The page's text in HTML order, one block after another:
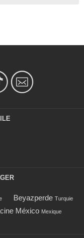
Beyazperde Turquie
México Mexique